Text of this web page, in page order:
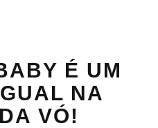
É UM
NA
VÓ!